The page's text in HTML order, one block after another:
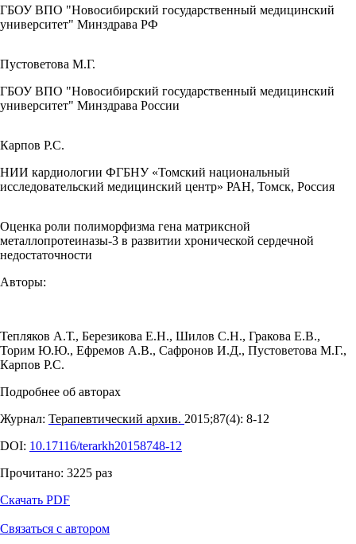
ГБОУ ВПО "Новосибирский государственный медицинский
университет" Минздрава РФ
Пустоветова М.Г.
ГБОУ ВПО "Новосибирский государственный медицинский
университет" Минздрава России
Карпов Р.С.
НИИ кардиологии ФГБНУ «Томский национальный
исследовательский медицинский центр» РАН, Томск, Россия
Оценка роли полиморфизма гена матриксной
металлопротеиназы-3 в развитии хронической сердечной
недостаточности
Авторы:
Тепляков А.Т., Березикова Е.Н., Шилов С.Н., Гракова Е.В.,
Торим Ю.Ю., Ефремов А.В., Сафронов И.Д., Пустоветова М.Г.,
Карпов Р.С.
Подробнее об авторах
Журнал: Терапевтический архив. 2015;87(4): 8‑12
DOI: 10.17116/terarkh20158748-12
Прочитано: 3225 раз
Скачать PDF
Связаться с автором